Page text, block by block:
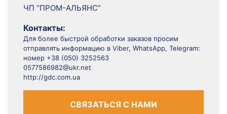
ЧП “ПРОМ-АЛЬЯНС”
Контакты:
Для более быстрой обработки заказов просим
отправлять информацию в Viber, WhatsApp, Telegram:
номер +38 (050) 3252563
0577586982@ukr.net
http://gdc.com.ua
СВЯЗАТЬСЯ С НАМИ